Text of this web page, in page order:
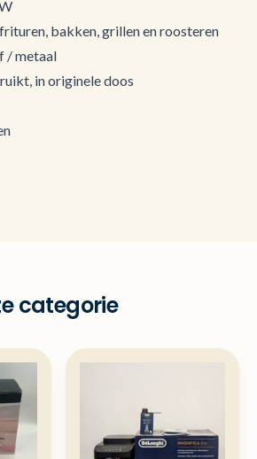
bakken, grillen en roosteren
/ metaal
in originele doos
categorie